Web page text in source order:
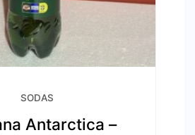
SODAS
Antarctica –